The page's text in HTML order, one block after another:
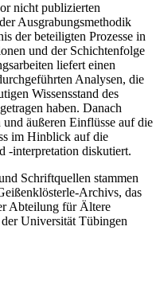
nicht publizierten
Ausgrabungsmethodik
der beteiligten Prozesse in
und der Schichtenfolge
liefert einen
Analysen, die
Wissensstand des
haben. Danach
äußeren Einflüsse auf die
im Hinblick auf die
-interpretation diskutiert.
Schriftquellen stammen
Archivs, das
Abteilung für Ältere
Universität Tübingen